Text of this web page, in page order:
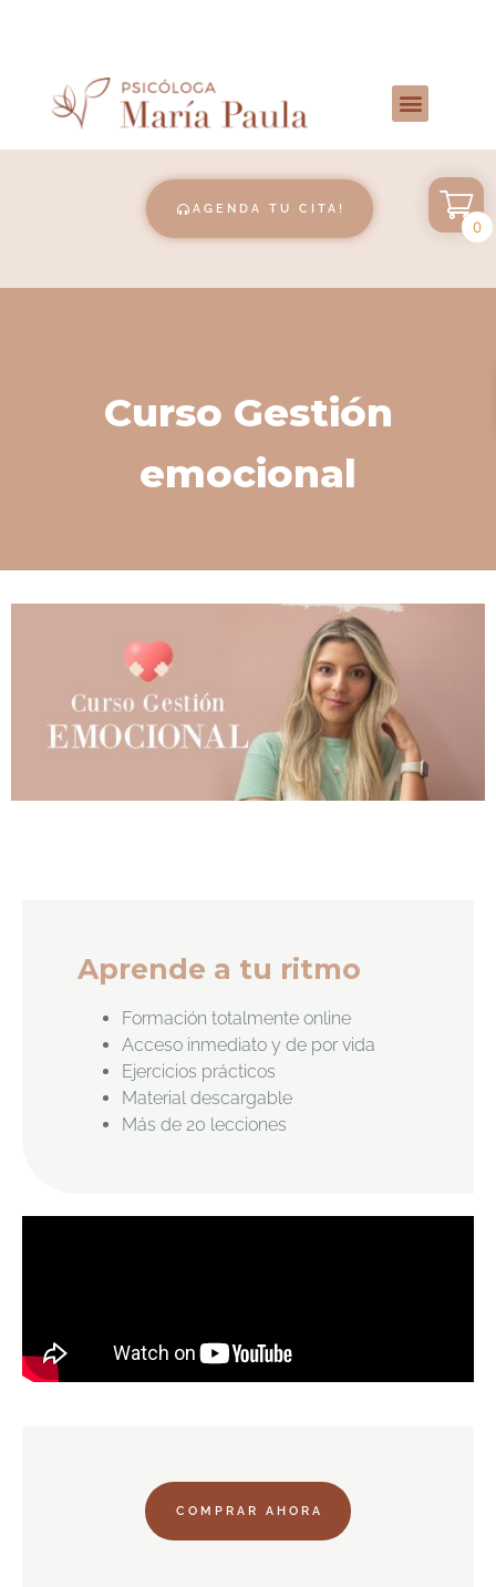
AGENDA TU CITA!
Curso Gestión
emocional
Aprende a tu ritmo
Formación totalmente online
Acceso inmediato y de por vida
Ejercicios prácticos
Material descargable
Más de 20 lecciones
COMPRAR AHORA
0